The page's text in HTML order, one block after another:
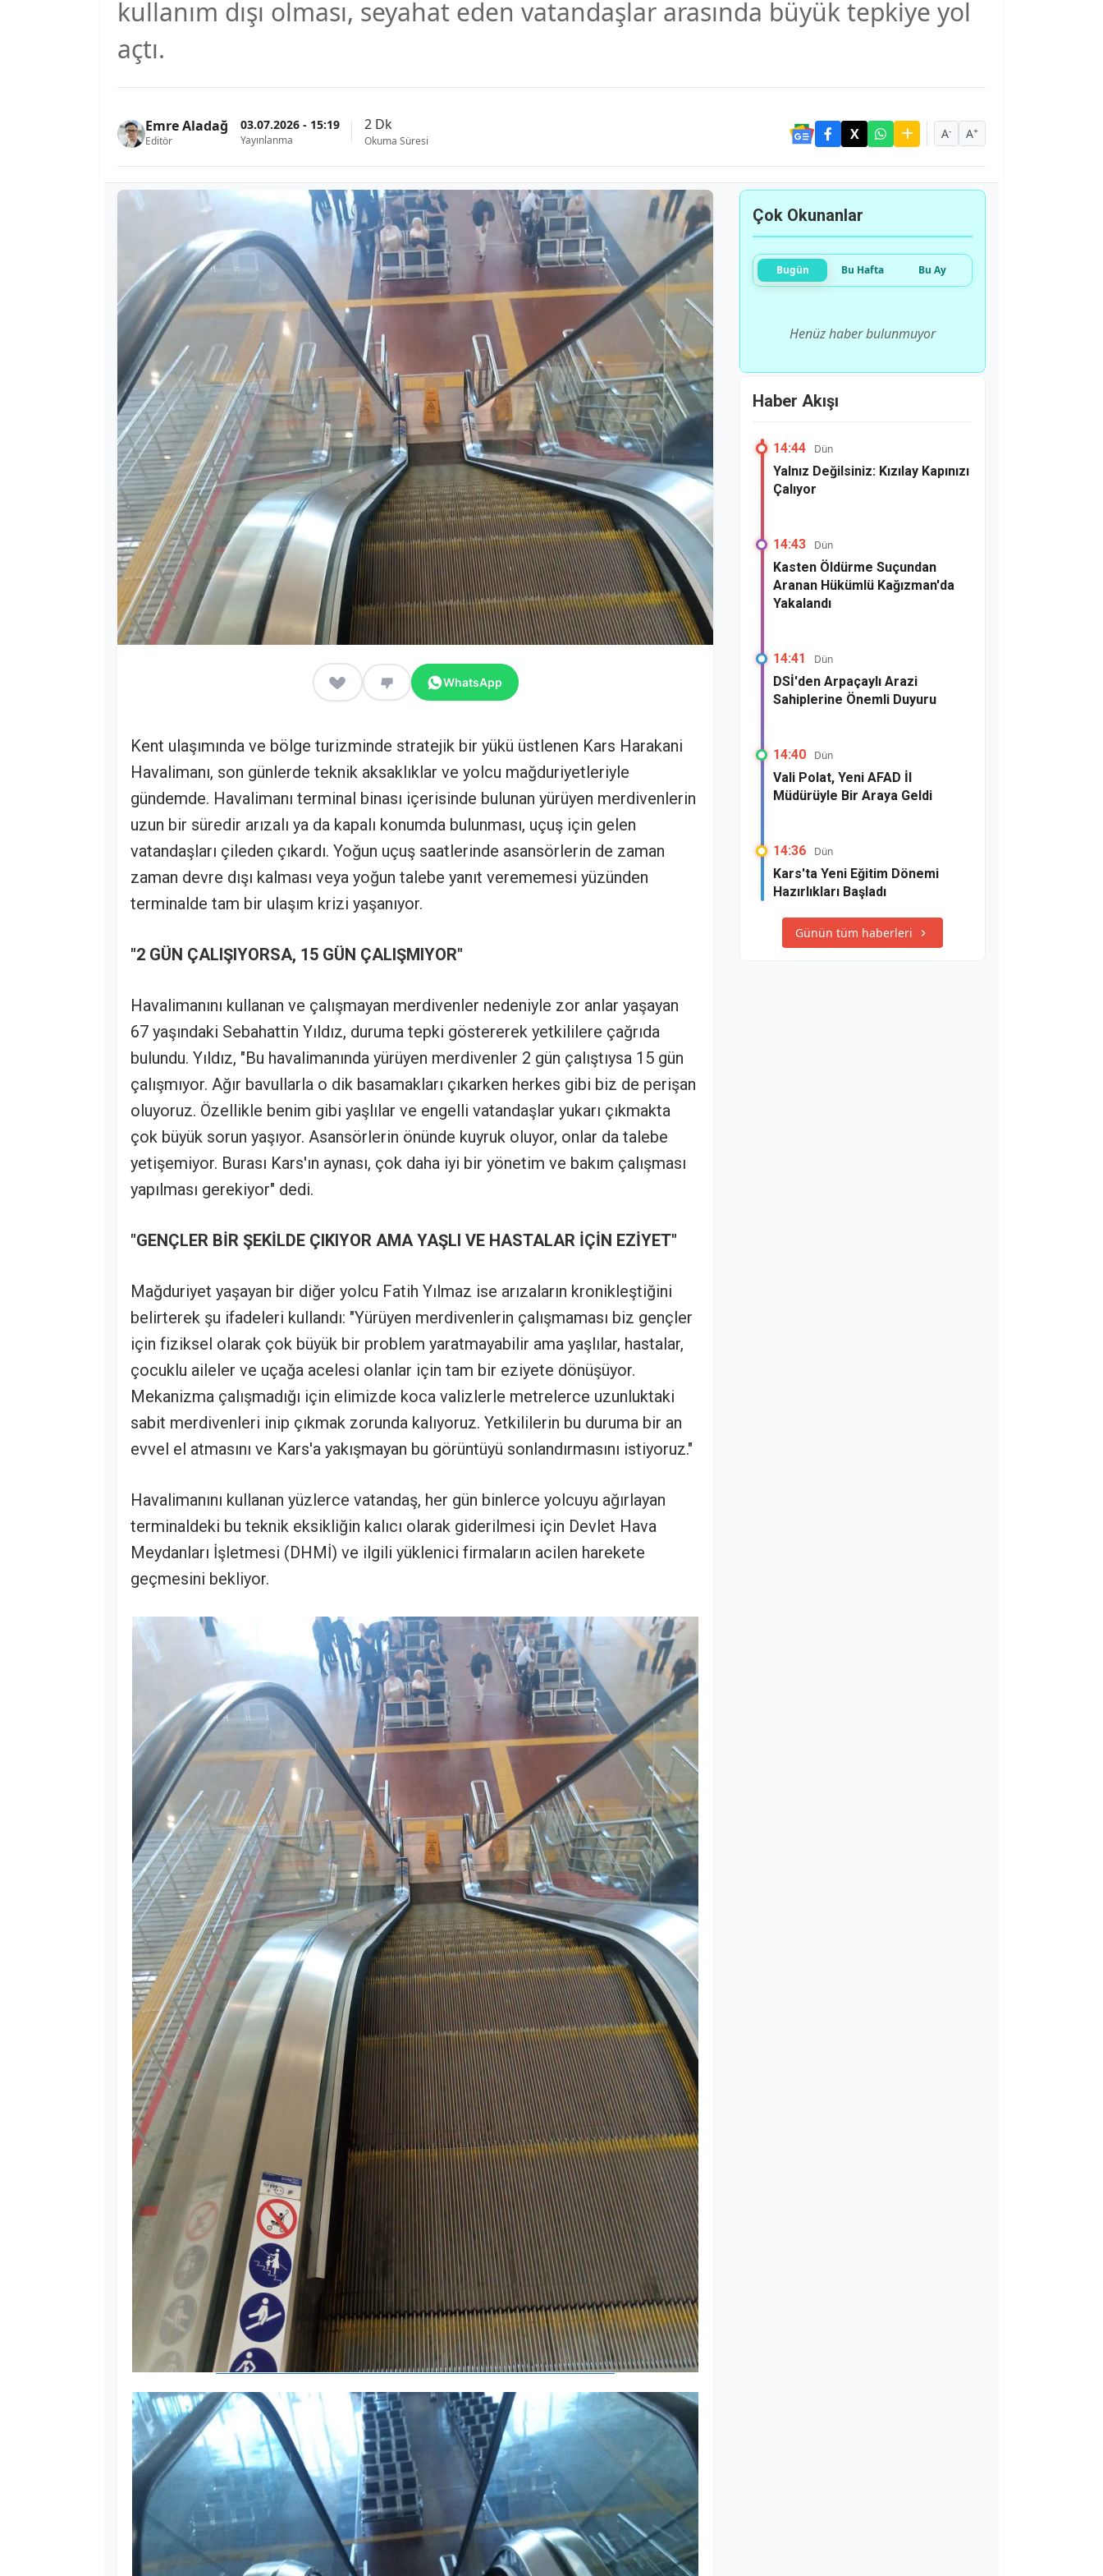
kullanım dışı olması, seyahat eden vatandaşlar arasında büyük tepkiye yol
açtı.
Emre Aladağ
Editör
03.07.2026 - 15:19
Yayınlanma
2 Dk
Okuma Süresi A- A+
WhatsApp
Kent ulaşımında ve bölge turizminde stratejik bir yükü üstlenen Kars Harakani
Havalimanı, son günlerde teknik aksaklıklar ve yolcu mağduriyetleriyle
gündemde. Havalimanı terminal binası içerisinde bulunan yürüyen merdivenlerin
uzun bir süredir arızalı ya da kapalı konumda bulunması, uçuş için gelen
vatandaşları çileden çıkardı. Yoğun uçuş saatlerinde asansörlerin de zaman
zaman devre dışı kalması veya yoğun talebe yanıt verememesi yüzünden
terminalde tam bir ulaşım krizi yaşanıyor.
"2 GÜN ÇALIŞIYORSA, 15 GÜN ÇALIŞMIYOR"
Havalimanını kullanan ve çalışmayan merdivenler nedeniyle zor anlar yaşayan
67 yaşındaki Sebahattin Yıldız, duruma tepki göstererek yetkililere çağrıda
bulundu. Yıldız, "Bu havalimanında yürüyen merdivenler 2 gün çalıştıysa 15 gün
çalışmıyor. Ağır bavullarla o dik basamakları çıkarken herkes gibi biz de perişan
oluyoruz. Özellikle benim gibi yaşlılar ve engelli vatandaşlar yukarı çıkmakta
çok büyük sorun yaşıyor. Asansörlerin önünde kuyruk oluyor, onlar da talebe
yetişemiyor. Burası Kars'ın aynası, çok daha iyi bir yönetim ve bakım çalışması
yapılması gerekiyor" dedi.
"GENÇLER BİR ŞEKİLDE ÇIKIYOR AMA YAŞLI VE HASTALAR İÇİN EZİYET"
Mağduriyet yaşayan bir diğer yolcu Fatih Yılmaz ise arızaların kronikleştiğini
belirterek şu ifadeleri kullandı: "Yürüyen merdivenlerin çalışmaması biz gençler
için fiziksel olarak çok büyük bir problem yaratmayabilir ama yaşlılar, hastalar,
çocuklu aileler ve uçağa acelesi olanlar için tam bir eziyete dönüşüyor.
Mekanizma çalışmadığı için elimizde koca valizlerle metrelerce uzunluktaki
sabit merdivenleri inip çıkmak zorunda kalıyoruz. Yetkililerin bu duruma bir an
evvel el atmasını ve Kars'a yakışmayan bu görüntüyü sonlandırmasını istiyoruz."
Havalimanını kullanan yüzlerce vatandaş, her gün binlerce yolcuyu ağırlayan
terminaldeki bu teknik eksikliğin kalıcı olarak giderilmesi için Devlet Hava
Meydanları İşletmesi (DHMİ) ve ilgili yüklenici firmaların acilen harekete
geçmesini bekliyor.
Çok Okunanlar
Bugün Bu Hafta Bu Ay
Henüz haber bulunmuyor
Haber Akışı
14:44 Dün
Yalnız Değilsiniz: Kızılay Kapınızı
Çalıyor
14:43 Dün
Kasten Öldürme Suçundan
Aranan Hükümlü Kağızman'da
Yakalandı
14:41 Dün
DSİ'den Arpaçaylı Arazi
Sahiplerine Önemli Duyuru
14:40 Dün
Vali Polat, Yeni AFAD İl
Müdürüyle Bir Araya Geldi
14:36 Dün
Kars'ta Yeni Eğitim Dönemi
Hazırlıkları Başladı
Günün tüm haberleri